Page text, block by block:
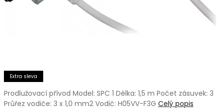
Extra sleva
Prodlužovací přívod Model: SPC 1 Délka: 1,5 m Počet zásuvek: 3
Průřez vodiče: 3 x 1,0 mm2 Vodič: H05VV-F3G Celý popis